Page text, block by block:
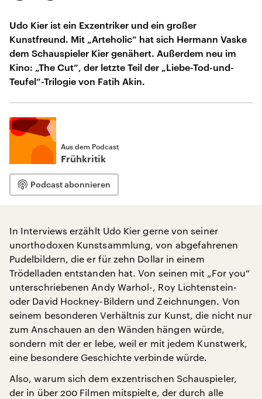
Udo Kier ist ein Exzentriker und ein großer
Kunstfreund. Mit „Arteholic“ hat sich Hermann Vaske
dem Schauspieler Kier genähert. Außerdem neu im
Kino: „The Cut“, der letzte Teil der „Liebe-Tod-und-
Teufel“-Trilogie von Fatih Akin.
Aus dem Podcast
Frühkritik
Podcast abonnieren
In Interviews erzählt Udo Kier gerne von seiner
unorthodoxen Kunstsammlung, von abgefahrenen
Pudelbildern, die er für zehn Dollar in einem
Trödelladen entstanden hat. Von seinen mit „For you“
unterschriebenen Andy Warhol-, Roy Lichtenstein-
oder David Hockney-Bildern und Zeichnungen. Von
seinem besonderen Verhältnis zur Kunst, die nicht nur
zum Anschauen an den Wänden hängen würde,
sondern mit der er lebe, weil er mit jedem Kunstwerk,
eine besondere Geschichte verbinde würde.
Also, warum sich dem exzentrischen Schauspieler,
der in über 200 Filmen mitspielte, der durch alle